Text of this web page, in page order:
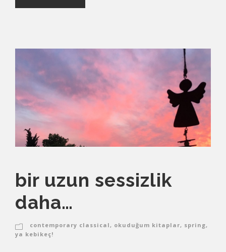
bir uzun sessizlik
daha…
contemporary classical, okuduğum kitaplar, spring,
ya kebikeç!